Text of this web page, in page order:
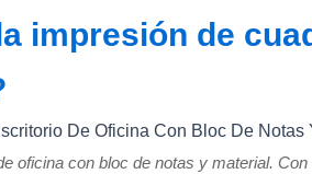
impresión de
oficina con bloc de notas y material.